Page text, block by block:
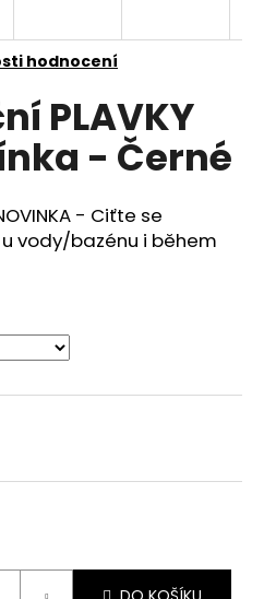
hodnocení
PLAVKY
- Černé
- Ciťte se
vody/bazénu i během